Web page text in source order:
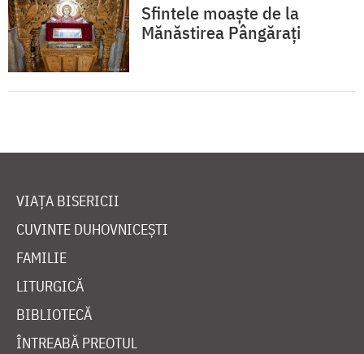
Sfintele moaște de la
Mănăstirea Pângărați
VIAȚA BISERICII
CUVINTE DUHOVNICEȘTI
FAMILIE
LITURGICĂ
BIBLIOTECĂ
ÎNTREABĂ PREOTUL